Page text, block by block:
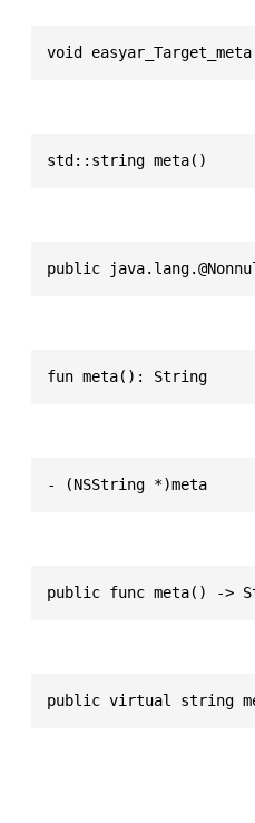
void
std::string meta()
public
fun meta(): String
- (NSString *)meta
public func meta() ->
public virtual string